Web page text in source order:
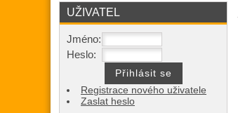
UŽIVATEL
Jméno:
Heslo:
Registrace nového uživatele
Zaslat heslo